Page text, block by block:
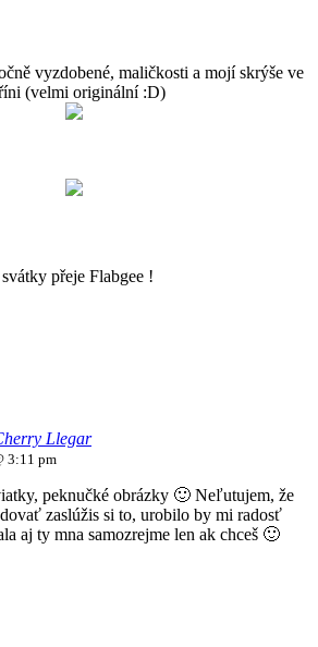
vyzdobené, maličkosti a mojí skrýše ve
(velmi originální :D)
přeje Flabgee !
Llegar
3:11 pm
peknučké obrázky 🙂 Neľutujem, že
zaslúžis si to, urobilo by mi radosť
aj ty mna samozrejme len ak chceš 🙂